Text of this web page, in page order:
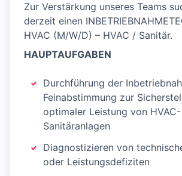
Zur Verstärkung unseres Teams
derzeit einen
HVAC (M/W/D) – HVAC / Sanitär.
HAUPTAUFGABEN
Durchführung der
Feinabstimmung zur
optimaler Leistung von
Sanitäranlagen
Diagnostizieren von
oder Leistungsdefiziten